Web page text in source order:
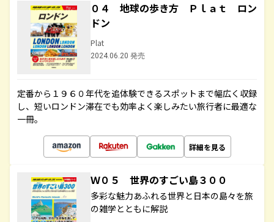
０４ 地球の歩き方 Ｐｌａｔ ロン
ドン
Plat
2024.06.20 発売
定番から１９６０年代を追体験できるスポットまで幅広く収録
し、短いロンドン滞在でも効率よく楽しみたい旅行者に最適な
一冊。
詳細を見る
Ｗ０５ 世界のすごい島３００
多彩な魅力あふれる世界と日本の島々を旅
の雑学とともに解説